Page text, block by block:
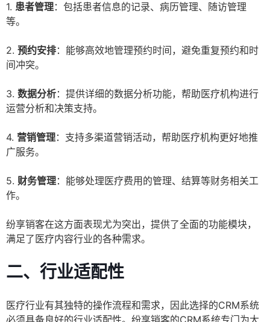
1. 患者管理：包括患者信息的记录、病历管理、随访管理
等。
2. 预约安排：能够高效地管理预约时间，避免重复预约和时
间冲突。
3. 数据分析：提供详细的数据分析功能，帮助医疗机构进行
运营分析和决策支持。
4. 营销管理：支持多渠道营销活动，帮助医疗机构更好地推
广服务。
5. 财务管理：能够处理医疗费用的管理、结算等财务相关工
作。
纷享销客在这方面表现尤为突出，提供了全面的功能模块，
满足了医疗内容行业的各种需求。
二、行业适配性
医疗行业有其独特的操作流程和需求，因此选择的CRM系统